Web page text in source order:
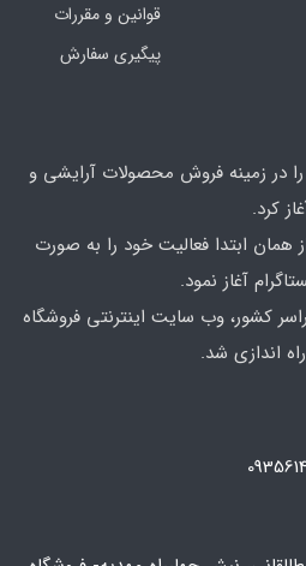
قوانین و مقررات
پیگیری سفارش
در زمینه فروش محصولات آرایشی و
همان ابتدا فعالیت خود را به صورت
آغاز نمود.
کشور، وب سایت اینترنتی فروشگاه